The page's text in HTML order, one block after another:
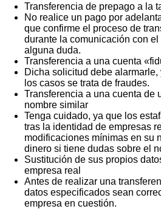
Transferencia de prepago a la
No realice un pago por
que confirme el proceso de
durante la comunicación con
alguna duda.
Transferencia a una cuenta
Dicha solicitud debe
los casos se trata de fraudes.
Transferencia a una cuenta de
nombre similar
Tenga cuidado, ya que los
tras la identidad de empresas
modificaciones mínimas en su
dinero si tiene dudas sobre el
Sustitución de sus propios
empresa real
Antes de realizar una
datos especificados sean
empresa en cuestión.